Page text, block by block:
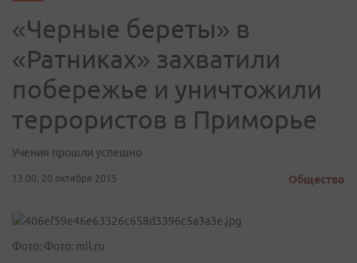
«Черные береты» в
«Ратниках» захватили
побережье и уничтожили
террористов в Приморье
Учения прошли успешно
13:00, 20 октября 2015 Общество
Фото: Фото: mil.ru